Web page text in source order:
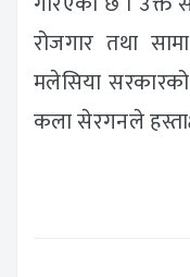
रोजगार तथा
मलेसिया
कला सेरगनले